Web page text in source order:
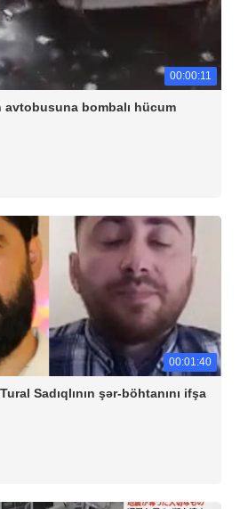
00:00:11
avtobusuna bombalı hücum
00:01:40
Sadıqlının şər-böhtanını ifşa